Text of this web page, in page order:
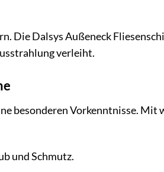
Die Dalsys Außeneck
verleiht.
besonderen Vorkenntnisse. Mit
und Schmutz.